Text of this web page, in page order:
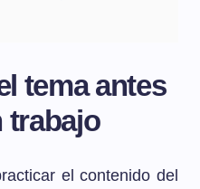
tema antes
trabajo
el contenido del